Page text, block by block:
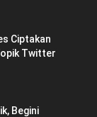
Ciptakan
Twitter
Begini